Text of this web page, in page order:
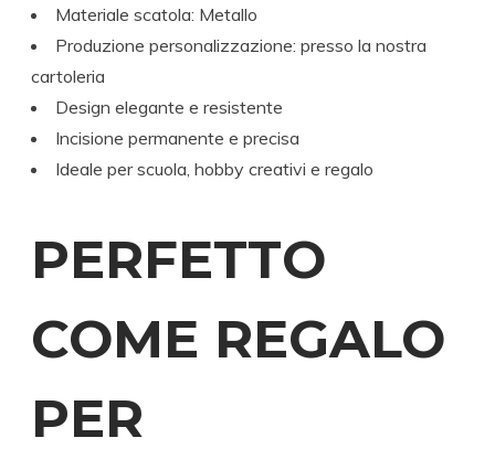
Materiale scatola: Metallo
Produzione personalizzazione: presso la nostra
cartoleria
Design elegante e resistente
Incisione permanente e precisa
Ideale per scuola, hobby creativi e regalo
PERFETTO
COME REGALO
PER